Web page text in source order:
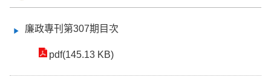
廉政專刊第307期目次
pdf(145.13 KB)